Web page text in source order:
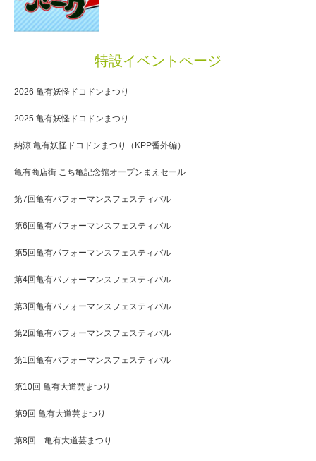
特設イベントページ
2026 亀有妖怪ドコドンまつり
2025 亀有妖怪ドコドンまつり
納涼 亀有妖怪ドコドンまつり（KPP番外編）
亀有商店街 こち亀記念館オープンまえセール
第7回亀有パフォーマンスフェスティバル
第6回亀有パフォーマンスフェスティバル
第5回亀有パフォーマンスフェスティバル
第4回亀有パフォーマンスフェスティバル
第3回亀有パフォーマンスフェスティバル
第2回亀有パフォーマンスフェスティバル
第1回亀有パフォーマンスフェスティバル
第10回 亀有大道芸まつり
第9回 亀有大道芸まつり
第8回 亀有大道芸まつり